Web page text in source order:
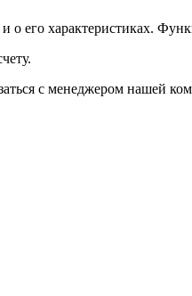
его характеристиках.
с менеджером нашей